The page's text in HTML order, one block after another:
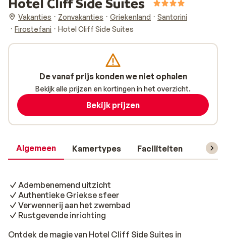
Vakanties Zonvakanties Griekenland
Santorini
Firostefani
Hotel Cliff Side Suites
Algemeen Kamertypes Faciliteiten
Adembenemend uitzicht
Authentieke Griekse sfeer
Verwennerij aan het zwembad
Rustgevende inrichting
Ontdek de magie van Hotel Cliff Side Suites in
De vanaf prijs konden we niet ophalen
Bekijk alle prijzen en kortingen in het overzicht.
Bekijk prijzen